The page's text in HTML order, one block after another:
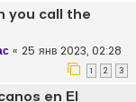
you call the
« 25 янв 2023, 02:28
1 2 3
en Еl